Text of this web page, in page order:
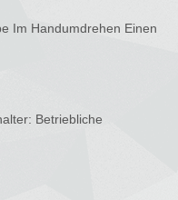
Im Handumdrehen Einen
Betriebliche